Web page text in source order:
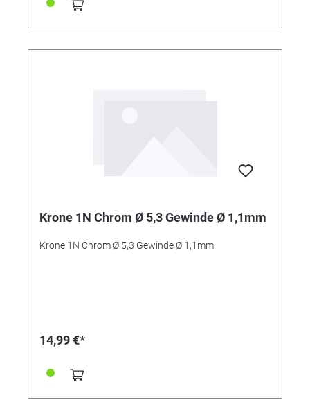
Krone 1N Chrom Ø 5,3 Gewinde Ø 1,1mm
Krone 1N Chrom Ø 5,3 Gewinde Ø 1,1mm
14,99 €*